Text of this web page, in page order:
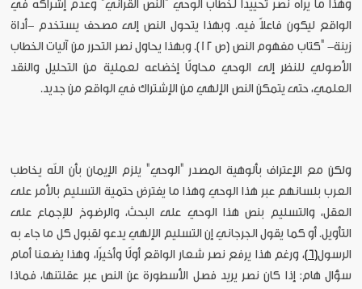
وهذا ما يراه نصر تحييداً لخطاب الوحي "النص القرآني" وعدم إشراكه في
الواقع ليكون فاعلاً فيه. وبهذا يتحول النص إلى مصحف يستخدم -أداة
زينة- "كتاب مفهوم النص (ص 12). وبهذا يحاول نصر التحرر من آليات الخطاب
الأصولي للنظر إلى الوحي محاولًا إخضاعه لعملية من التحليل والنقد
العلمي، حتى يتمكن النص الإلهي من الإشتراك في الواقع من جديد.
ولكن مع الإعتراف بألوهية المصدر "الوحي" يلزم الإيمان بأن الله يخاطب
العرب بلسانهم عبر هذا الوحي وهذا ما يفترض حتمية التسليم بالأمر على
العقل، والتسليم بنص هذا الوحي على البحث، والرضوخ للإجماع على
التأويل. أو كما يقول الجرجاني إن التسليم الإلهي يدعو لقبول كل ما جاء به
الرسول[6]
، ورغم هذا يرفع نصر شعار الواقع أولًا وأخيرًا، وهذا يضعنا أمام
سؤال هام: إذا كان نصر يريد فصل الأسطورة عن النص عبر عقلتنها، فماذا